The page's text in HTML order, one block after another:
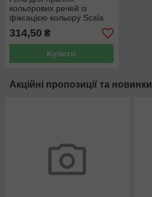
кольорових речей із
фіксацією кольору Scala
Lavatrice Salvacolore 1.5 л
314,50 ₴
Купити
Акційні пропозиції та новинки